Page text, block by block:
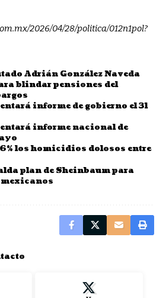
2026/04/28/politica/012n1pol?
Adrián González Naveda
blindar pensiones del
informe de gobierno el 31
informe nacional de
los homicidios dolosos entre
plan de Sheinbaum para